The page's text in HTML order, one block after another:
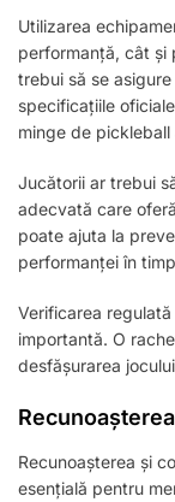
Utilizarea
performanță, cât și
trebui să se
specificațiile
minge de
Jucătorii ar trebui
adecvată care
poate ajuta la
performanței în
Verificarea
importantă. O
desfășurarea
Recunoașterea și
esențială pentru